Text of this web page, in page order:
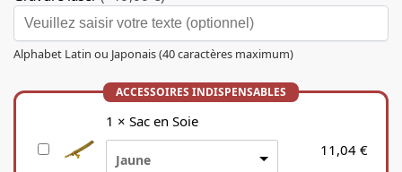
Alphabet Latin ou Japonais (40 caractères maximum)
S
1 × Sac en Soie
Jaune
11,04 €